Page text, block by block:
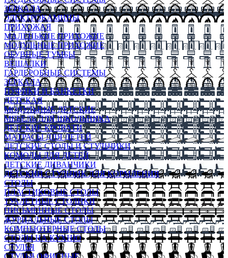
ЗЕРКАЛА
ЭЛЕКТРОКАМИНЫ
ПРИХОЖАЯ
МАЛЕНЬКИЕ ПРИХОЖИЕ
МОДУЛЬНЫЕ ПРИХОЖИЕ
ОБУВНЫЕ ТУМБЫ
ВЕШАЛКИ
ГАРДЕРОБНЫЕ СИСТЕМЫ
ЗЕРКАЛА
ПУФИКИ И БАНКЕТКИ
ДЕТСКАЯ
МОДУЛЬНЫЕ ДЕТСКИЕ
МЕБЕЛЬ ДЛЯ ШКОЛЬНИКА
ДЕТСКИЕ КРОВАТИ
МАТРАСЫ ДЛЯ ДЕТЕЙ
ДЕТСКИЕ СТОЛЫ И СТУЛЬЧИКИ
КОМОДЫ ДЛЯ ДЕТЕЙ
ДЕТСКИЕ ДИВАНЧИКИ
ДЕТСКИЙ СТУЛЬЧИК ДЛЯ КОРМЛЕНИЯ
СТОЛЫ
ПЛАСТИКОВЫЕ СТОЛЫ
ТУАЛЕТНЫЕ СТОЛИКИ
ПИСЬМЕННЫЕ СТОЛЫ
ЖУРНАЛЬНЫЕ СТОЛЫ
КОМПЬЮТЕРНЫЕ СТОЛЫ
СТОЛЫ НА КУХНЮ
СТУЛЬЯ